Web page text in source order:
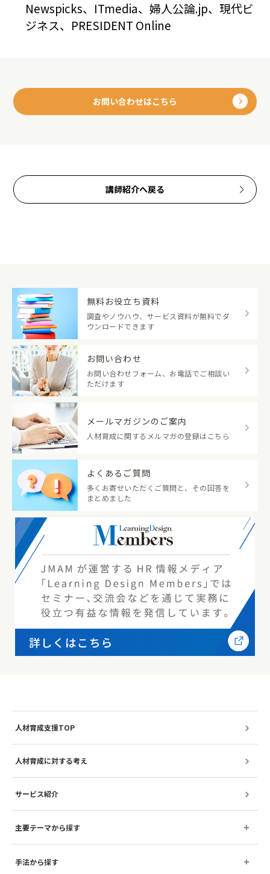
Newspicks、ITmedia、婦人公論.jp、現代ビ
ジネス、PRESIDENT Online
お問い合わせはこちら
講師紹介へ戻る
無料お役立ち資料
調査やノウハウ、サービス資料が無料でダ
ウンロードできます
お問い合わせ
お問い合わせフォーム、お電話でご相談い
ただけます
メールマガジンのご案内
人材育成に関するメルマガの登録はこちら
よくあるご質問
多くお寄せいただくご質問と、その回答を
まとめました
人材育成支援TOP
人材育成に対する考え
サービス紹介
主要テーマから探す
手法から探す